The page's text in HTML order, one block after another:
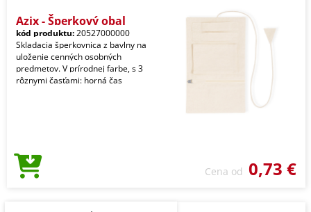
Azix - Šperkový obal
kód produktu:20527000000
Skladacia šperkovnica z bavlny na
uloženie cenných osobných
predmetov. V prírodnej farbe, s 3
rôznymi časťami: horná čas
Cena od 0,73 €